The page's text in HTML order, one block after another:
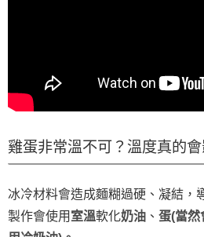
雞蛋非常溫不可？溫度真的會
冰冷材料會造成麵糊過硬、凝結，
製作會使用 室溫軟化奶油 、 蛋(當然